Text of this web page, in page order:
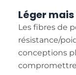
Léger
Les fibres de
résistance/
conceptions